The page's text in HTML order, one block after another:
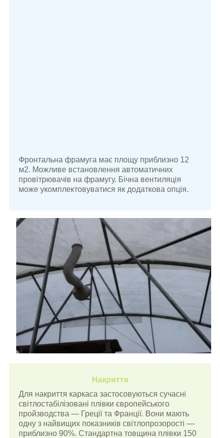
Фронтальна фрамуга має площу приблизно 12
м2. Можливе встановлення автоматичних
провітрювачів на фрамугу. Бічна вентиляція
може укомплектовуватися як додаткова опція.
Накриття
Для накриття каркаса застосовуються сучасні
світлостабілізовані плівки європейського
пройзводства — Греції та Франції. Вони мають
одну з найвищих показників світлопрозорості —
приблизно 90%. Стандартна товщина плівки 150